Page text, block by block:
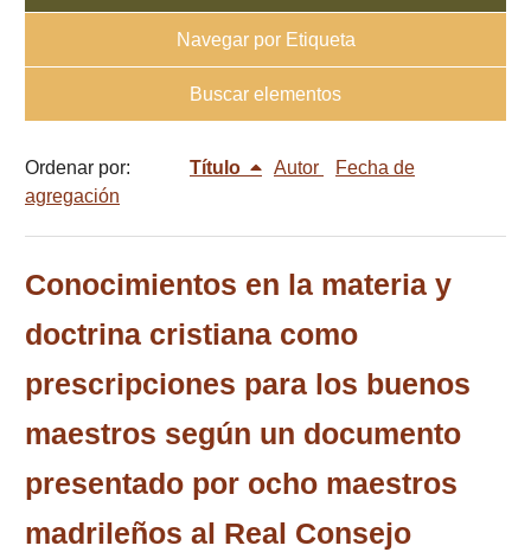
Navegar por Etiqueta
Buscar elementos
Ordenar por: Título Autor
Fecha de
agregación
Conocimientos en la materia y
doctrina cristiana como
prescripciones para los buenos
maestros según un documento
presentado por ocho maestros
madrileños al Real Consejo